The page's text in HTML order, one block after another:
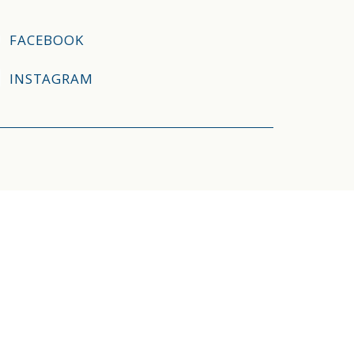
FACEBOOK
INSTAGRAM